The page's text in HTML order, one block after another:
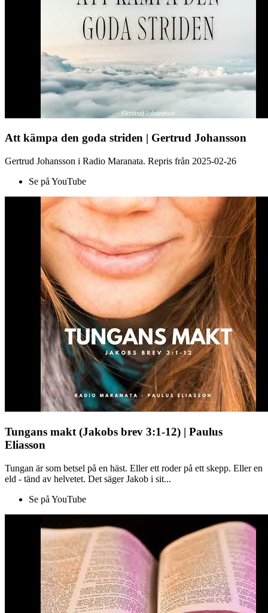
Att kämpa den goda striden | Gertrud Johansson
Gertrud Johansson i Radio Maranata. Repris från 2025-02-26
Se på YouTube
Tungans makt (Jakobs brev 3:1-12) | Paulus
Eliasson
Tungan är som betsel på en häst. Eller ett roder på ett skepp. Eller en
eld - tänd av helvetet. Det säger Jakob i sit...
Se på YouTube